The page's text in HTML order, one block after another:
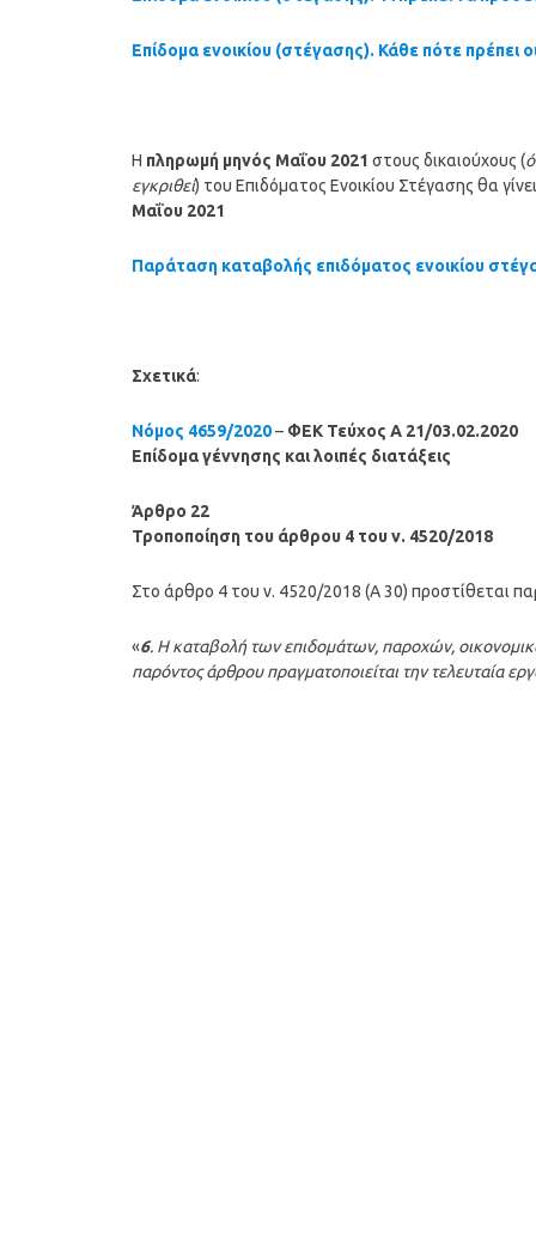
Επίδομα ενοικίου (στέγασης). Κάθε πότε πρέπει
Η πληρωμή μηνός Μαΐου 2021 στους δικαιούχους (
εγκριθεί) του Επιδόματος Ενοικίου Στέγασης θα
Μαΐου 2021
Παράταση καταβολής επιδόματος ενοικίου
Σχετικά:
Νόμος 4659/2020– ΦΕΚ Τεύχος A 21/03.02.2020
Επίδομα γέννησης και λοιπές διατάξεις
Άρθρο 22
Τροποποίηση του άρθρου 4 του ν. 4520/2018
Στο άρθρο 4 του ν. 4520/2018 (Α 30) προστίθεται
«6. Η καταβολή των επιδομάτων, παροχών,
παρόντος άρθρου πραγματοποιείται την τελευταία